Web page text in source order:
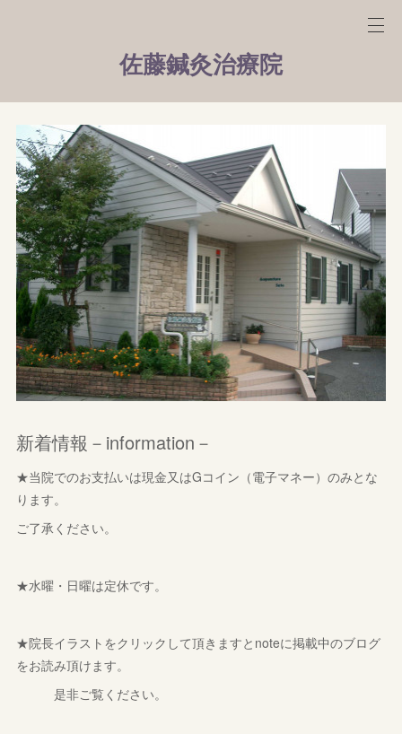
佐藤鍼灸治療院
新着情報－information－
★当院でのお支払いは現金又はGコイン（電子マネー）のみとな
ります。
ご了承ください。
★水曜・日曜は定休です。
★院長イラストをクリックして頂きますとnoteに掲載中のブログ
をお読み頂けます。
是非ご覧ください。